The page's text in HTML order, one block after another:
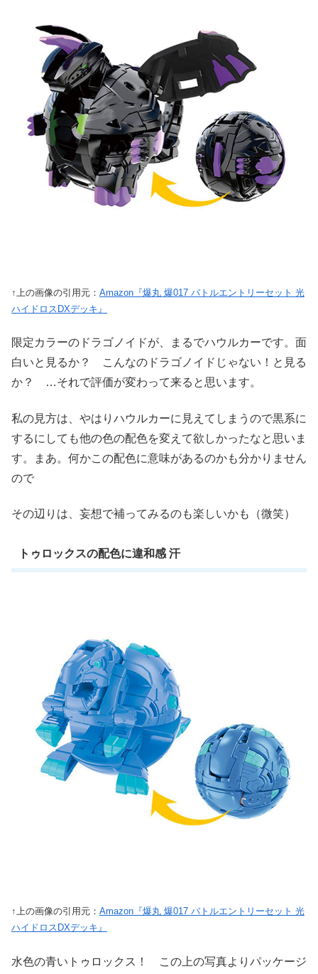
↑上の画像の引用元： Amazon『爆丸 爆017 バトルエントリーセット 光
ハイドロスDXデッキ』
限定カラーのドラゴノイドが、まるでハウルカーです。面
白いと見るか？ こんなのドラゴノイドじゃない！と見る
か？ …それで評価が変わって来ると思います。
私の見方は、やはりハウルカーに見えてしまうので黒系に
するにしても他の色の配色を変えて欲しかったなと思いま
す。まあ。何かこの配色に意味があるのかも分かりません
ので
その辺りは、妄想で補ってみるのも楽しいかも（微笑）
トゥロックスの配色に違和感 汗
↑上の画像の引用元： Amazon『爆丸 爆017 バトルエントリーセット 光
ハイドロスDXデッキ』
水色の青いトゥロックス！ この上の写真よりパッケージ